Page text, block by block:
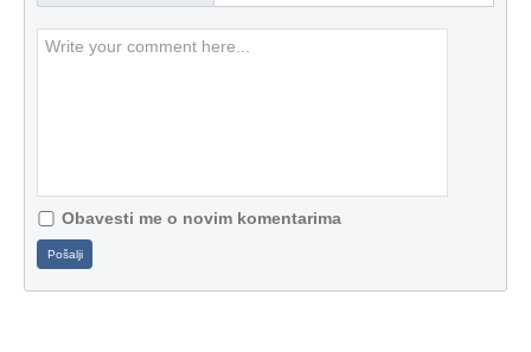
Obavesti me o novim komentarima
Pošalji